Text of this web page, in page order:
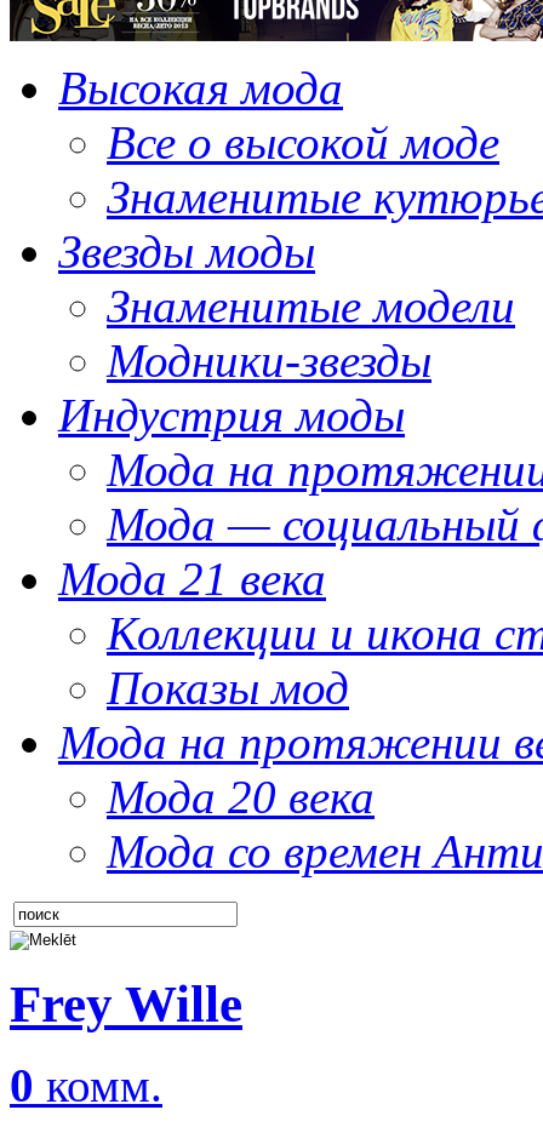
Высокая мода
Все о высокой моде
Знаменитые
Звезды моды
Знаменитые модели
Модники-звезды
Индустрия моды
Мода на
Мода — социальный
Мода 21 века
Коллекции и икона
Показы мод
Мода на протяжении
Мода 20 века
Мода со времен
Frey Wille
0 комм.